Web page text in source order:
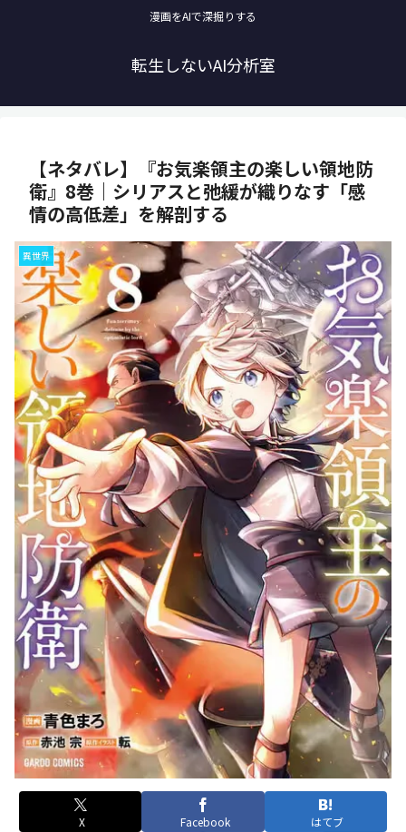
漫画をAIで深掘りする
転生しないAI分析室
【ネタバレ】『お気楽領主の楽しい領地防
衛』8巻｜シリアスと弛緩が織りなす「感
情の高低差」を解剖する
異世界
X Facebook はてブ